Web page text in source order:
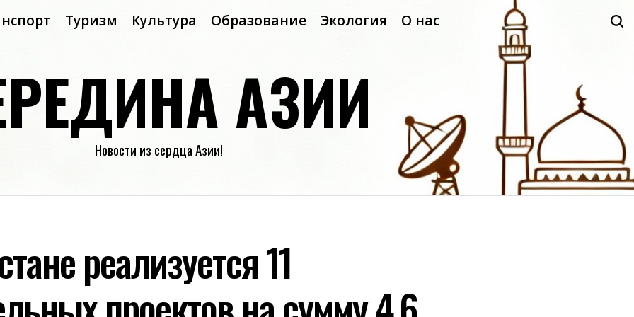
Туризм Культура Образование Экология О нас
АЗИИ
Новости из сердца Азии!
реализуется 11